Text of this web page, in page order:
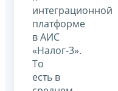
интеграционной
платформе
в АИС
«Налог-3».
То
есть в